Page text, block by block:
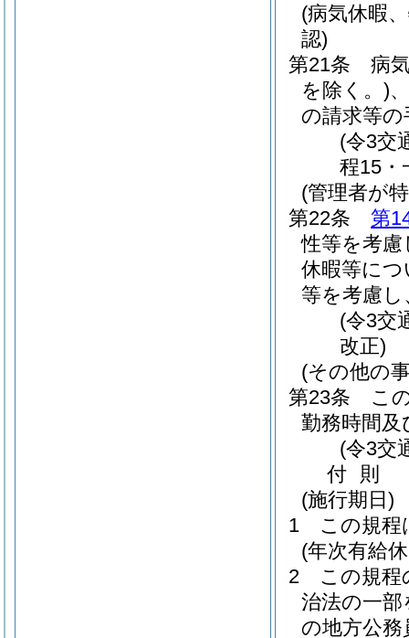
(病気休暇
認)
第21条
病
を除く。)
の請求等
(令3交
程15・
(管理者が
第22条
第
性等を考
休暇等に
等を考慮
(令3交
改正)
(その他の
第23条
こ
勤務時間
(令3交
付 則
(施行期日)
1
この規程
(年次有給
2
この規程
治法の一
の地方公務